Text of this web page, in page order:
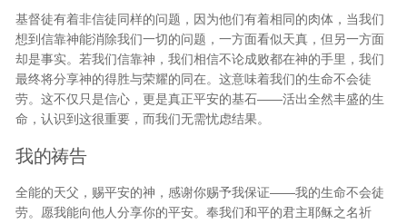
基督徒有着非信徒同样的问题，因为他们有着相同的肉体，当我们
想到信靠神能消除我们一切的问题，一方面看似天真，但另一方面
却是事实。若我们信靠神，我们相信不论成败都在神的手里，我们
最终将分享神的得胜与荣耀的同在。这意味着我们的生命不会徒
劳。这不仅只是信心，更是真正平安的基石——活出全然丰盛的生
命，认识到这很重要，而我们无需忧虑结果。
我的祷告
全能的天父，赐平安的神，感谢你赐予我保证——我的生命不会徒
劳。愿我能向他人分享你的平安。奉我们和平的君主耶稣之名祈